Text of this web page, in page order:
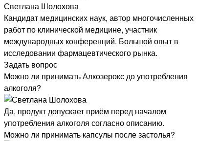
Светлана Шолохова
Кандидат медицинских наук, автор многочисленных
работ по клинической медицине, участник
международных конференций. Большой опыт в
исследовании фармацевтического рынка.
Задать вопрос
Можно ли принимать Алкозерокс до употребления
алкоголя?
Да, продукт допускает приём перед началом
употребления алкоголя согласно описанию.
Можно ли принимать капсулы после застолья?